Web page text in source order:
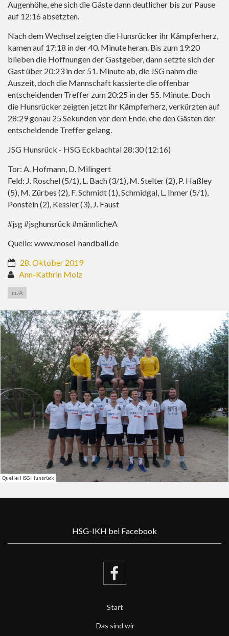
Augenhöhe, ehe sich die Gäste dann deutlicher bis zur Pause
auf 12:16 absetzten.
Nach dem Wechsel zeigten die Hunsrücker ihr Kämpferherz,
kamen auf 17:18 in der 40. Minute heran. Bis zum 19:20
blieben die Hoffnungen der Gastgeber, dann setzte sich der
Gast über 20:23 in der 51. Minute ab, die JSG nahm die
Auszeit, doch die Mannschaft kassierte die offenbar
entscheidenden Treffer zum 20:25 in der 55. Minute. Doch
die Hunsrücker zeigten jetzt ihr Kämpferherz, verkürzten auf
28:29 genau 25 Sekunden vor dem Ende, ehe den Gästen der
entscheidende Treffer gelang.
JSG Hunsrück - HSG Eckbachtal 28:30 (12:16)
Tor: A. Hofmann, D. Milingert
Feld: J. Roschel (5/1), L. Bach (3/1), M. Stelter (2), P. Haßley
(5), M. Zürbes (2), F. Schmidt (1), Schmidgal, L. Ihmer (5/1),
Ponstein (2), Kessler (3), J. Faust
#jsg #jsghunsrück #männlicheA
Quelle: www.mosel-handball.de
28. Oktober 2019
Ann-Kathrin Molz
mJA
Quelle: HSG Hunsrück
HSG-IKH bei Facebook
Start
Das sind wir